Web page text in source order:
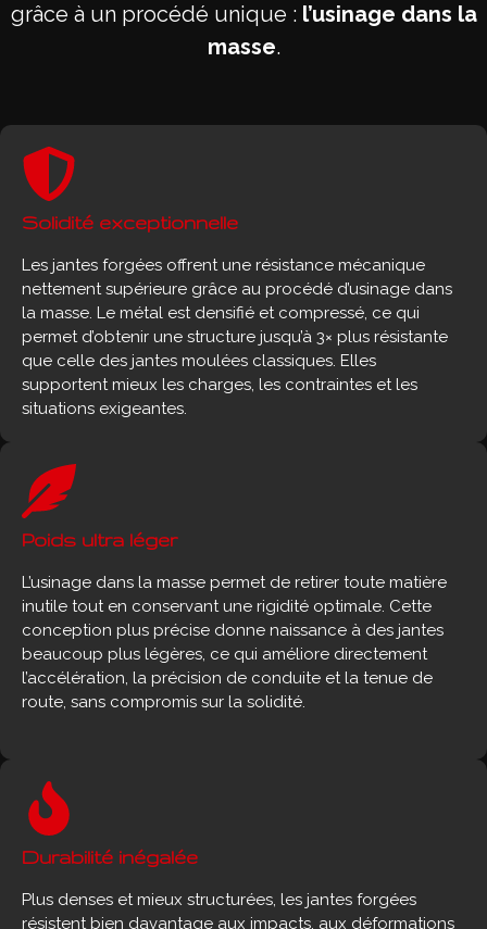
grâce à un procédé unique : l’usinage dans la
masse.
Solidité exceptionnelle
Les jantes forgées offrent une résistance mécanique
nettement supérieure grâce au procédé d’usinage dans
la masse. Le métal est densifié et compressé, ce qui
permet d’obtenir une structure jusqu’à 3× plus résistante
que celle des jantes moulées classiques. Elles
supportent mieux les charges, les contraintes et les
situations exigeantes.
Poids ultra léger
L’usinage dans la masse permet de retirer toute matière
inutile tout en conservant une rigidité optimale. Cette
conception plus précise donne naissance à des jantes
beaucoup plus légères, ce qui améliore directement
l’accélération, la précision de conduite et la tenue de
route, sans compromis sur la solidité.
Durabilité inégalée
Plus denses et mieux structurées, les jantes forgées
résistent bien davantage aux impacts, aux déformations